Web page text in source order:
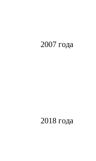
2007 года
2018 года